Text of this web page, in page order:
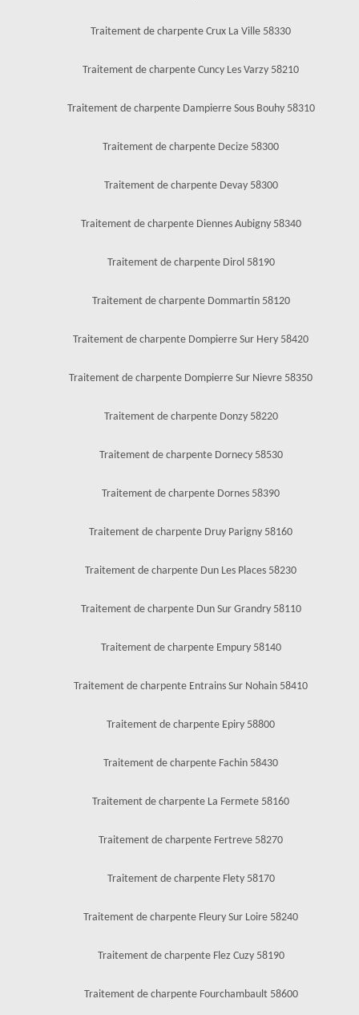
Traitement de charpente Crux La Ville 58330
Traitement de charpente Cuncy Les Varzy 58210
Traitement de charpente Dampierre Sous Bouhy 58310
Traitement de charpente Decize 58300
Traitement de charpente Devay 58300
Traitement de charpente Diennes Aubigny 58340
Traitement de charpente Dirol 58190
Traitement de charpente Dommartin 58120
Traitement de charpente Dompierre Sur Hery 58420
Traitement de charpente Dompierre Sur Nievre 58350
Traitement de charpente Donzy 58220
Traitement de charpente Dornecy 58530
Traitement de charpente Dornes 58390
Traitement de charpente Druy Parigny 58160
Traitement de charpente Dun Les Places 58230
Traitement de charpente Dun Sur Grandry 58110
Traitement de charpente Empury 58140
Traitement de charpente Entrains Sur Nohain 58410
Traitement de charpente Epiry 58800
Traitement de charpente Fachin 58430
Traitement de charpente La Fermete 58160
Traitement de charpente Fertreve 58270
Traitement de charpente Flety 58170
Traitement de charpente Fleury Sur Loire 58240
Traitement de charpente Flez Cuzy 58190
Traitement de charpente Fourchambault 58600